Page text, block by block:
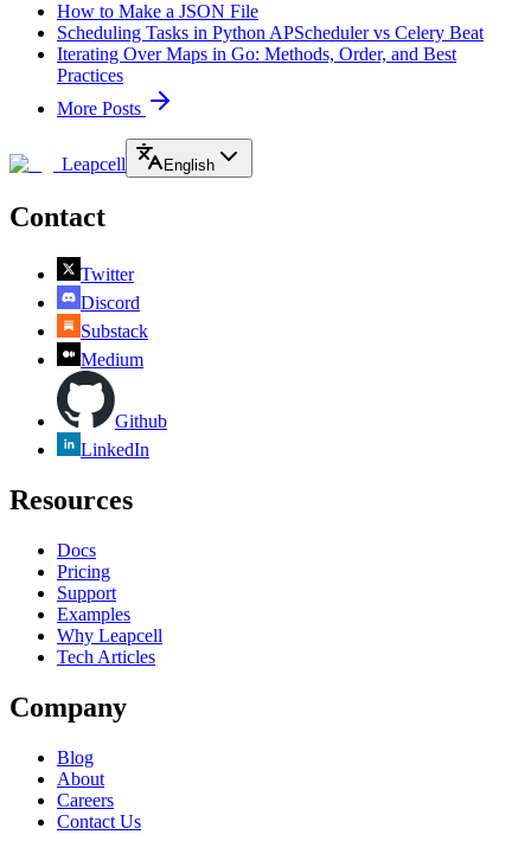
How to Make a JSON File
Scheduling Tasks in Python APScheduler vs Celery Beat
Iterating Over Maps in Go: Methods, Order, and Best
Practices
More Posts
Leapcell English
Contact
Twitter
Discord
Substack
Medium
Github
LinkedIn
Resources
Docs
Pricing
Support
Examples
Why Leapcell
Tech Articles
Company
Blog
About
Careers
Contact Us